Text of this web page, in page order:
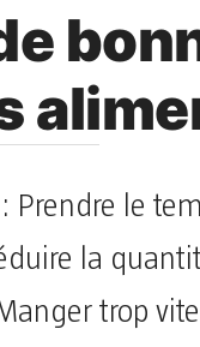
: Prendre le
la
trop